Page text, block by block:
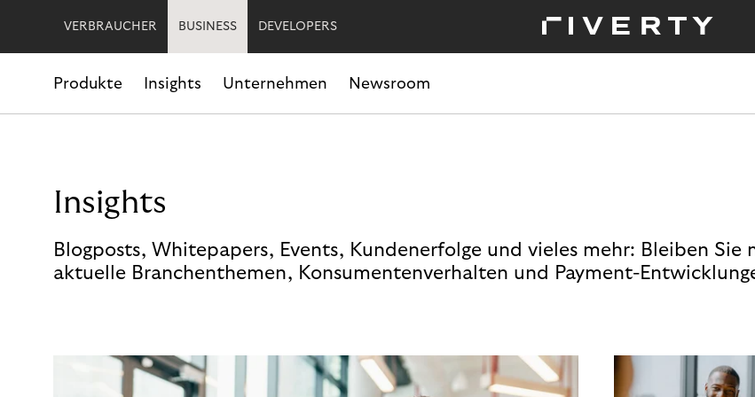
VERBRAUCHER BUSINESS DEVELOPERS
Produkte Insights Unternehmen Newsroom
Insights
Blogposts, Whitepapers, Events, Kundenerfolge und vieles mehr: Bleiben
aktuelle Branchenthemen, Konsumentenverhalten und Payment-